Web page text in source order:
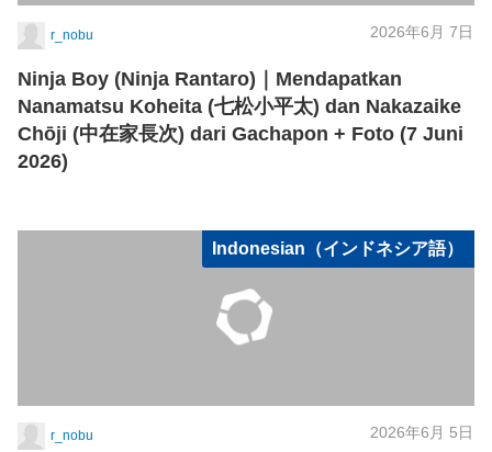
r_nobu 2026年6月 7日
Ninja Boy (Ninja Rantaro)｜Mendapatkan
Nanamatsu Koheita (七松小平太) dan Nakazaike
Chōji (中在家長次) dari Gachapon + Foto (7 Juni
2026)
Indonesian（インドネシア語）
r_nobu 2026年6月 5日